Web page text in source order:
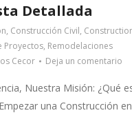
Detallada
, Construcción Civil,
Proyectos, Remodelaciones
Cecor Deja un comentario
Nuestra Misión: ¿Qué
una Construcción